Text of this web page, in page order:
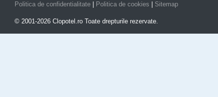
Politica de confidentialitate
Politica de cookies Sitemap
© 2001-2026 Clopotel.ro Toate drepturile rezervate.